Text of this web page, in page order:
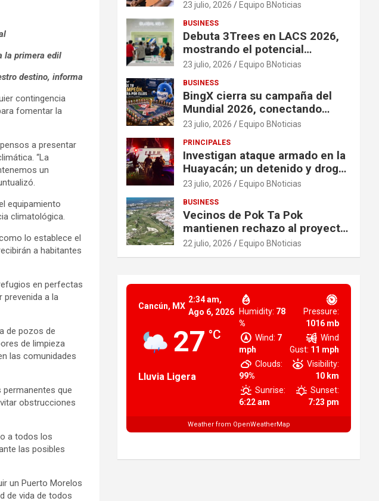
la primera edil
destino, informa
contingencia
fomentar la
a presentar
“La
un
equipamiento
climatológica.
lo establece el
a habitantes
en perfectas
prevenida a la
de pozos de
de limpieza
las comunidades
que
obstrucciones
a todos los
las posibles
un Puerto Morelos
de vida de todos
en contextos de crisis
23 julio, 2026 Equipo BNoticias
BUSINESS
Debuta 3Trees en LACS 2026,
mostrando el potencial
ecológico de China en América
23 julio, 2026 Equipo BNoticias
BUSINESS
BingX cierra su campaña del
Mundial 2026, conectando
comunidades a través de
23 julio, 2026 Equipo BNoticias
PRINCIPALES
Investigan ataque armado en la
Huayacán; un detenido y droga
asegurada tras persecución
23 julio, 2026 Equipo BNoticias
BUSINESS
Vecinos de Pok Ta Pok
mantienen rechazo al proyecto
Bosque Real
22 julio, 2026 Equipo BNoticias
Cancún, MX
2:34 am,
Ago 6, 2026
27 °C
Lluvia Ligera
Humidity: 78
%
Pressure:
1016 mb
Wind: 7
mph
Wind
Gust: 11 mph
Clouds:
99%
Visibility:
10 km
Sunrise:
6:22 am
Sunset:
7:23 pm
Weather from OpenWeatherMap